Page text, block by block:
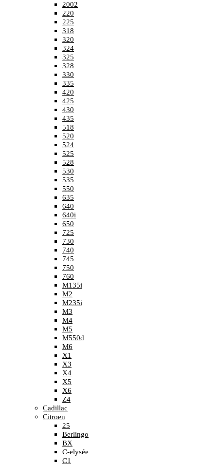
2002
220
225
318
320
324
325
328
330
335
420
425
430
435
518
520
524
525
528
530
535
550
635
640
640i
650
725
730
740
745
750
760
M135i
M2
M235i
M3
M4
M5
M550d
M6
X1
X3
X4
X5
X6
Z4
Cadillac
Citroen
25
Berlingo
BX
C-elysée
C1